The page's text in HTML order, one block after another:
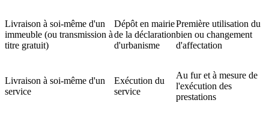
Livraison à soi-même d'un
immeuble (ou transmission à
titre gratuit)
Dépôt en mairie
de la déclaration
d'urbanisme
Première utilisation du
bien ou changement
d'affectation
Livraison à soi-même d'un
service
Exécution du
service
Au fur et à mesure de
l'exécution des
prestations